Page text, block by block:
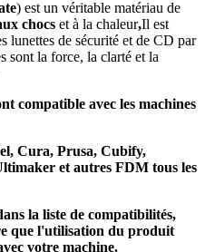
) est un véritable matériau de
chocs et à la chaleur,Il est
lunettes de sécurité et de CD par
sont la force, la clarté et la
compatible avec les machines
, Cura, Prusa, Cubify,
et autres FDM tous les
la liste de compatibilités,
que l'utilisation du produit
votre machine.